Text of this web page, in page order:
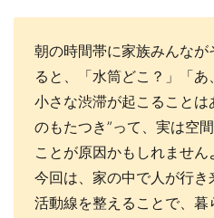
朝の時間帯に家族みんな
ると、「水筒どこ？」「
小さな渋滞が起こることは
のもたつき”って、実は空
ことが原因かもしれません
今回は、家の中で人が行き
活動線を整えることで、